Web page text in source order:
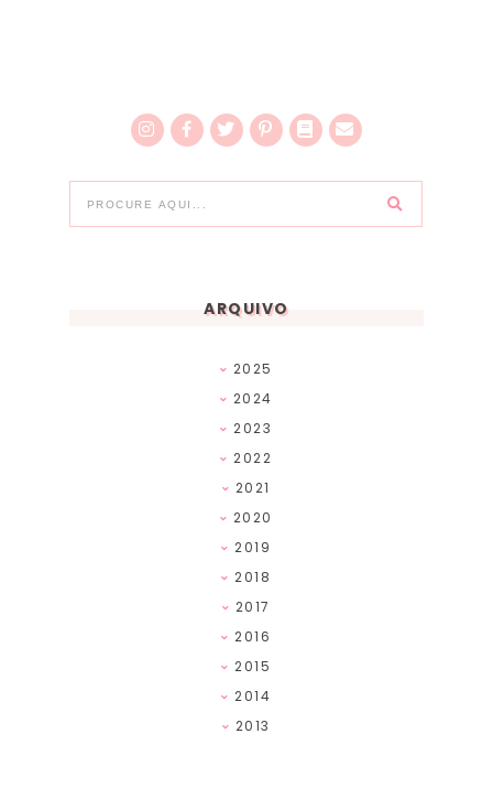
ARQUIVO
2025
2024
2023
2022
2021
2020
2019
2018
2017
2016
2015
2014
2013